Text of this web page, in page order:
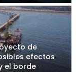
de
efectos
el borde